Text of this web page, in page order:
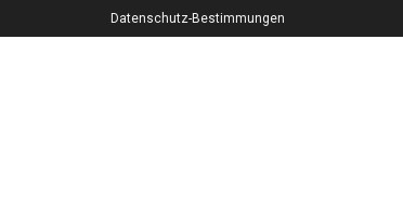
Datenschutz-Bestimmungen